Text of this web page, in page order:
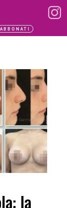
ABBONATI
la